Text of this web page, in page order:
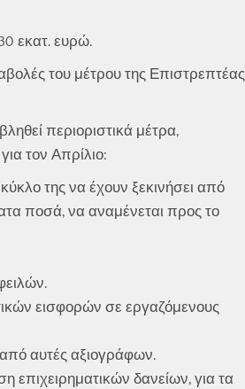
εκατ. ευρώ.
του μέτρου της Επιστρεπτέας
περιοριστικά μέτρα,
τον Απρίλιο:
της να έχουν ξεκινήσει από
ποσά, να αναμένεται προς το
εισφορών σε εργαζόμενους
αυτές αξιογράφων.
δανείων, για τα